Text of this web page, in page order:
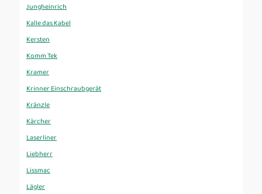
Jungheinrich
Kalle das Kabel
Kersten
Komm Tek
Kramer
Krinner Einschraubgerät
Kränzle
Kärcher
Laserliner
Liebherr
Lissmac
Lägler